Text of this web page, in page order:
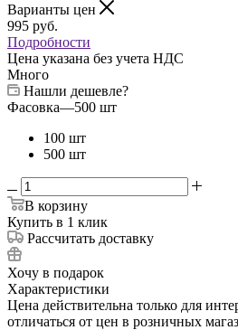
Варианты цен
995 руб.
Подробности
Цена указана без учета НДС
Много
Нашли дешевле?
Фасовка—500 шт
100 шт
500 шт
В корзину
Купить в 1 клик
Рассчитать доставку
Хочу в подарок
Характеристики
Цена действительна только для
отличаться от цен в розничных